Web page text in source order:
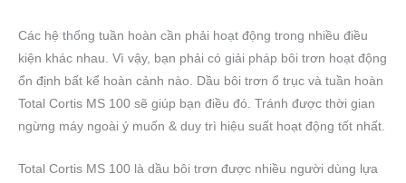
Các hệ thống tuần hoàn cần phải hoạt động trong nhiều điều
kiện khác nhau. Vì vậy, bạn phải có giải pháp bôi trơn hoạt động
ổn định bất kể hoàn cảnh nào. Dầu bôi trơn ổ trục và tuần hoàn
Total Cortis MS 100 sẽ giúp bạn điều đó. Tránh được thời gian
ngừng máy ngoài ý muốn & duy trì hiệu suất hoạt động tốt nhất.
Total Cortis MS 100 là dầu bôi trơn được nhiều người dùng lựa